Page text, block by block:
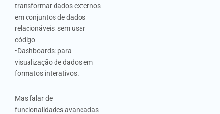
transformar dados externos
em conjuntos de dados
relacionáveis, sem usar
código
•Dashboards: para
visualização de dados em
formatos interativos.
Mas falar de
funcionalidades avançadas